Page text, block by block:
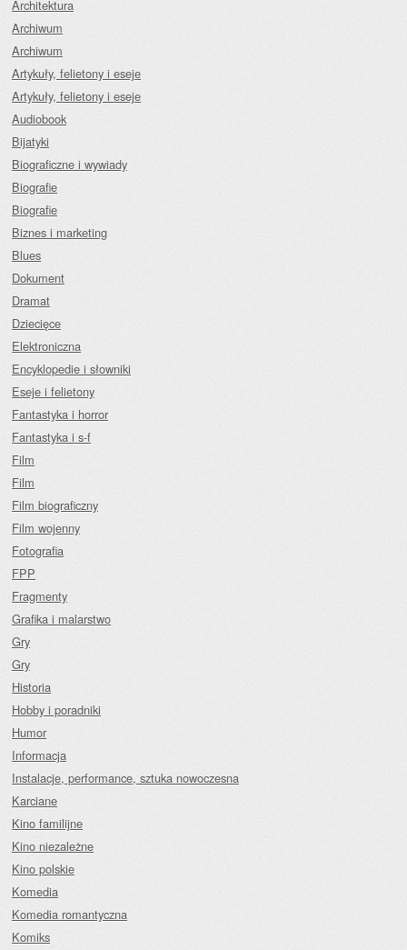
Architektura
Archiwum
Archiwum
Artykuły, felietony i eseje
Artykuły, felietony i eseje
Audiobook
Bijatyki
Biograficzne i wywiady
Biografie
Biografie
Biznes i marketing
Blues
Dokument
Dramat
Dziecięce
Elektroniczna
Encyklopedie i słowniki
Eseje i felietony
Fantastyka i horror
Fantastyka i s-f
Film
Film
Film biograficzny
Film wojenny
Fotografia
FPP
Fragmenty
Grafika i malarstwo
Gry
Gry
Historia
Hobby i poradniki
Humor
Informacja
Instalacje, performance, sztuka nowoczesna
Karciane
Kino familijne
Kino niezależne
Kino polskie
Komedia
Komedia romantyczna
Komiks